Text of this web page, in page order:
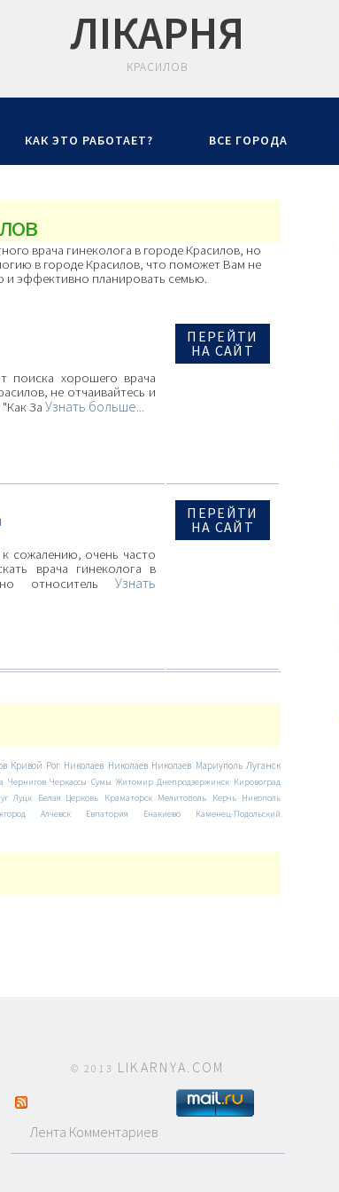
ЛIКАРНЯ
КРАСИЛОВ
КАК ЭТО РАБОТАЕТ? ВСЕ ГОРОДА
врача гинеколога в городе Красилов, но
в городе Красилов, что поможет Вам не
и эффективно планировать семью.
поиска хорошего врача
не отчаивайтесь и
За Узнать больше...
ПЕРЕЙТИ
НА САЙТ
сожалению, очень часто
врача гинеколога в
относитель Узнать
ПЕРЕЙТИ
НА САЙТ
Кривой Рог Николаев Николаев Николаев Мариуполь Луганск
Чернигов Черкассы Сумы Житомир Днепродзержинск Кировоград
Луцк Белая Церковь Краматорск Мелитополь Керчь Никополь
Алчевск Евпатория Енакиево Каменец-Подольский
© 2013 LIKARNYA.COM
Лента Комментариев